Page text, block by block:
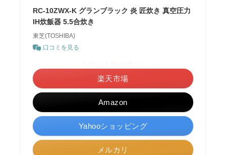
RC-10ZWX-K グランブラック 炎 匠炊き 真空圧力
IH炊飯器 5.5合炊き
東芝(TOSHIBA)
口コミを見る
Amazon
楽天市場
Yahooショッピング
メルカリ